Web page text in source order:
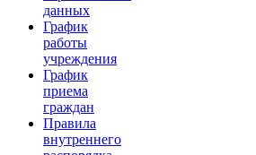
данных
График
работы
учреждения
График
приема
граждан
Правила
внутреннего